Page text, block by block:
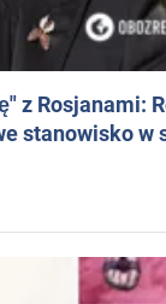
z Rosjanami:
stanowisko w